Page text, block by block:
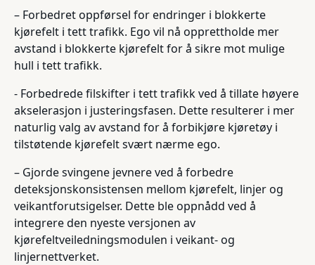
– Forbedret oppførsel for endringer i blokkerte
kjørefelt i tett trafikk. Ego vil nå opprettholde mer
avstand i blokkerte kjørefelt for å sikre mot mulige
hull i tett trafikk.
- Forbedrede filskifter i tett trafikk ved å tillate høyere
akselerasjon i justeringsfasen. Dette resulterer i mer
naturlig valg av avstand for å forbikjøre kjøretøy i
tilstøtende kjørefelt svært nærme ego.
– Gjorde svingene jevnere ved å forbedre
deteksjonskonsistensen mellom kjørefelt, linjer og
veikantforutsigelser. Dette ble oppnådd ved å
integrere den nyeste versjonen av
kjørefeltveiledningsmodulen i veikant- og
linjernettverket.